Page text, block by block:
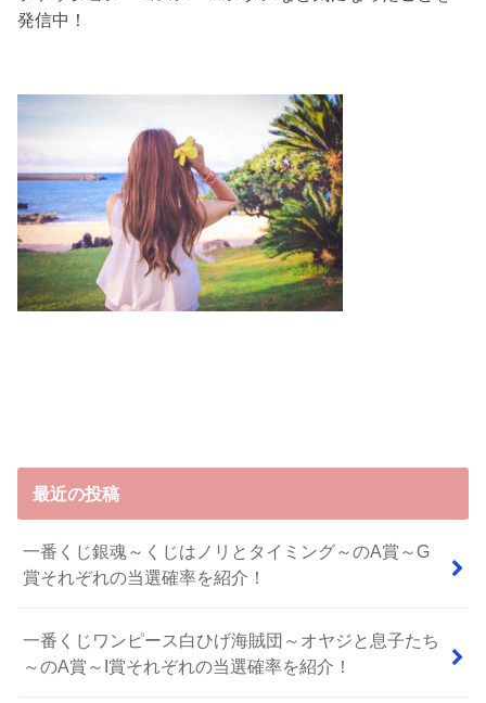
発信中！
最近の投稿
一番くじ銀魂～くじはノリとタイミング～のA賞～G
賞それぞれの当選確率を紹介！
一番くじワンピース白ひげ海賊団～オヤジと息子たち
～のA賞～I賞それぞれの当選確率を紹介！